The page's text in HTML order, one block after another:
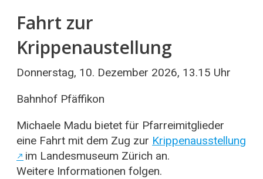
Fahrt zur
Krippenaustellung
Donnerstag, 10. Dezember 2026, 13.15 Uhr
Bahnhof Pfäffikon
Michaele Madu bietet für Pfarreimitglieder
eine Fahrt mit dem Zug zur Krippenausstellung
im Landesmuseum Zürich an.
Weitere Informationen folgen.